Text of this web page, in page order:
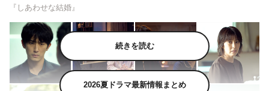
『しあわせな結婚』
続きを読む
2026夏ドラマ最新情報まとめ